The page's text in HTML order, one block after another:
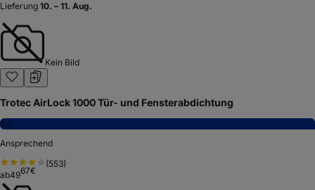
Lieferung 10. – 11. Aug.
Kein Bild
Trotec AirLock 1000 Tür- und Fensterabdichtung
6,6
Ansprechend
(553)
ab4967€